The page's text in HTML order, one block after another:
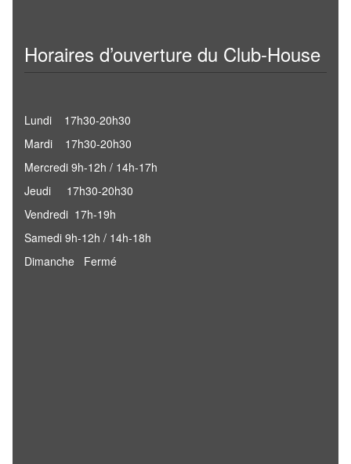
Horaires d’ouverture du Club-House
Lundi 17h30-20h30
Mardi 17h30-20h30
Mercredi 9h-12h / 14h-17h
Jeudi 17h30-20h30
Vendredi 17h-19h
Samedi 9h-12h / 14h-18h
Dimanche Fermé